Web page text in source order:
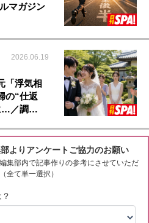
マガジン
2026.06.19
「浮気相
の“仕返
…／調…